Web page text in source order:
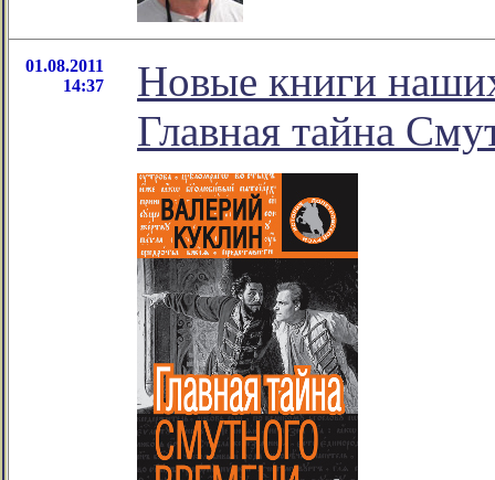
01.08.2011
14:37
Новые книги
Главная тайна